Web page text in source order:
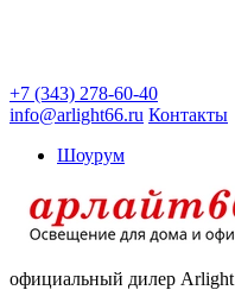
+7 (343) 278-60-40
info@arlight66.ru Контакты
Шоурум
официальный дилер Arlight